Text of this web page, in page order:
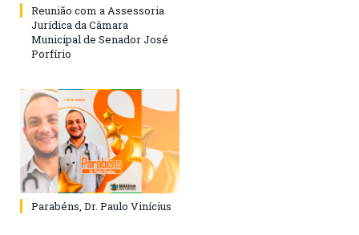
Reunião com a Assessoria
Jurídica da Câmara
Municipal de Senador José
Porfírio
Parabéns, Dr. Paulo Vinícius